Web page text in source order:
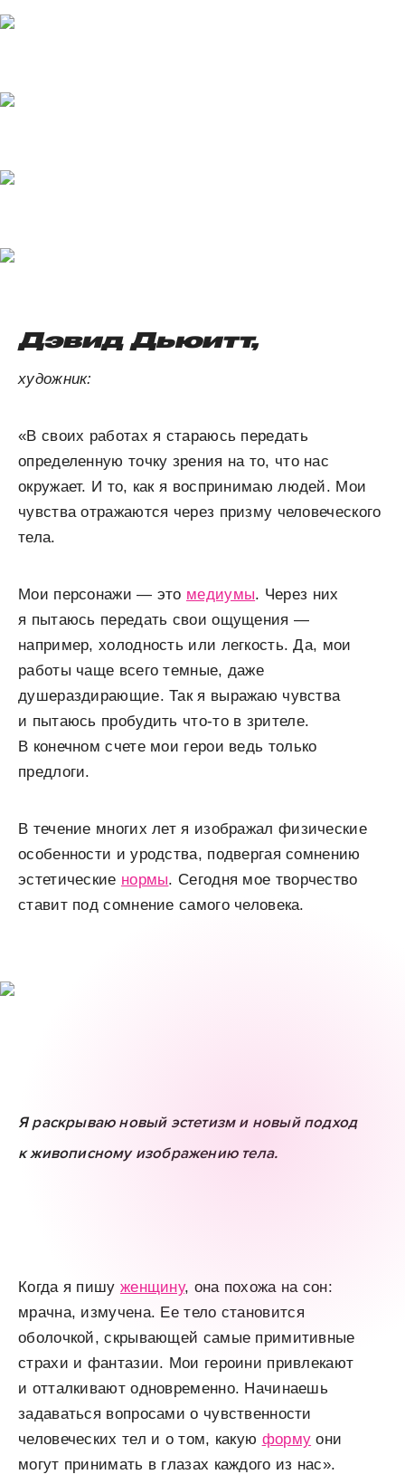
Дэвид Дьюитт,
художник:
«В своих работах я стараюсь передать
определенную точку зрения на то, что нас
окружает. И то, как я воспринимаю людей. Мои
чувства отражаются через призму человеческого
тела.
Мои персонажи — это медиумы. Через них
я пытаюсь передать свои ощущения —
например, холодность или легкость. Да, мои
работы чаще всего темные, даже
душераздирающие. Так я выражаю чувства
и пытаюсь пробудить что-то в зрителе.
В конечном счете мои герои ведь только
предлоги.
В течение многих лет я изображал физические
особенности и уродства, подвергая сомнению
эстетические нормы. Сегодня мое творчество
ставит под сомнение самого человека.
Я раскрываю новый эстетизм и новый подход
к живописному изображению тела.
Когда я пишу женщину, она похожа на сон:
мрачна, измучена. Ее тело становится
оболочкой, скрывающей самые примитивные
страхи и фантазии. Мои героини привлекают
и отталкивают одновременно. Начинаешь
задаваться вопросами о чувственности
человеческих тел и о том, какую форму они
могут принимать в глазах каждого из нас».